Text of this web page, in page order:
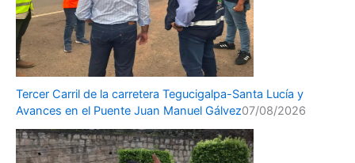
Tercer Carril de la carretera Tegucigalpa-Santa Lucía y
Avances en el Puente Juan Manuel Gálvez07/08/2026